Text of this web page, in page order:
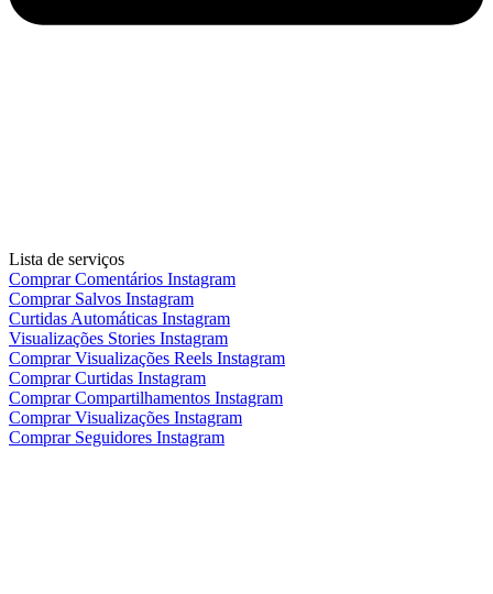
Lista de serviços
Comprar Comentários Instagram
Comprar Salvos Instagram
Curtidas Automáticas Instagram
Visualizações Stories Instagram
Comprar Visualizações Reels Instagram
Comprar Curtidas Instagram
Comprar Compartilhamentos Instagram
Comprar Visualizações Instagram
Comprar Seguidores Instagram